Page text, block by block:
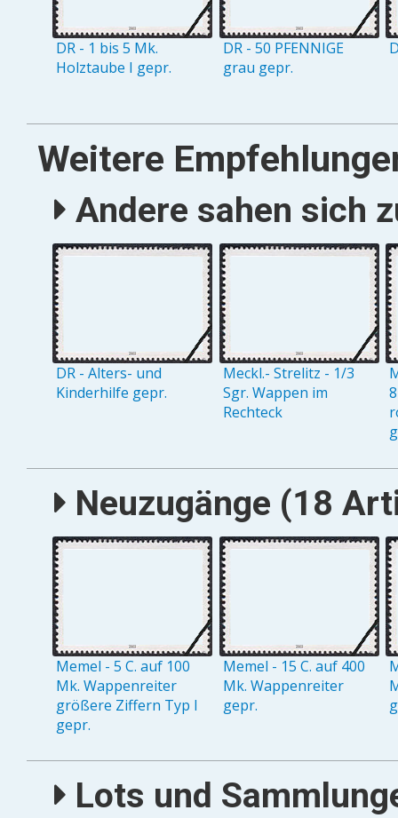
DR - 1 bis 5 Mk.
Holztaube I gepr.
DR - 50 PFENNIGE
grau gepr.
Weitere
Andere sahen sich
DR - Alters- und
Kinderhilfe gepr.
Meckl.- Strelitz - 1/3
Sgr. Wappen im
Rechteck
Neuzugänge (18
Memel - 5 C. auf 100
Mk. Wappenreiter
größere Ziffern Typ I
gepr.
Memel - 15 C. auf 400
Mk. Wappenreiter
gepr.
Lots und